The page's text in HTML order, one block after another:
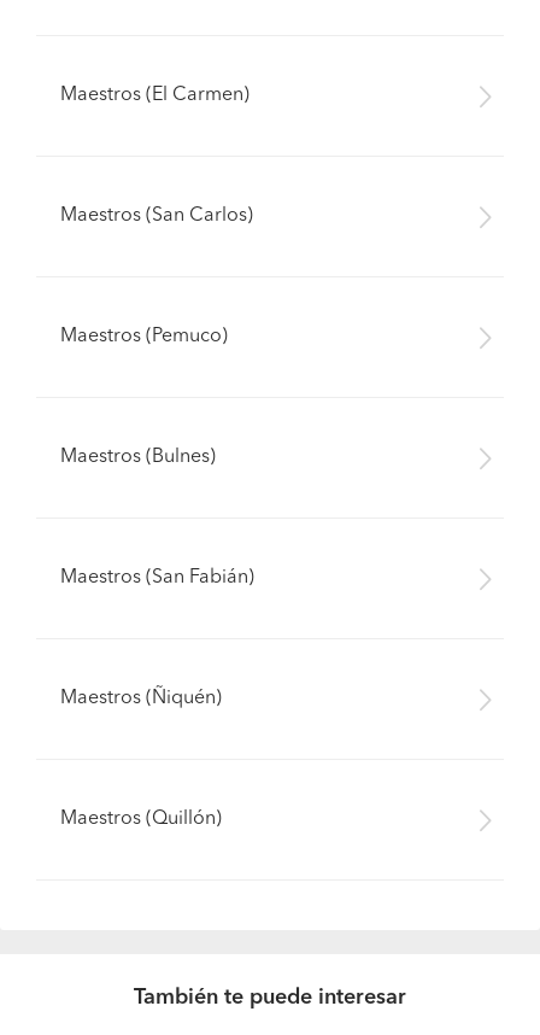
Maestros (El Carmen)
Maestros (San Carlos)
Maestros (Pemuco)
Maestros (Bulnes)
Maestros (San Fabián)
Maestros (Ñiquén)
Maestros (Quillón)
También te puede interesar
Pide presupuestos